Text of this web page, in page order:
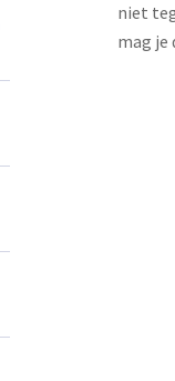
niet
mag je